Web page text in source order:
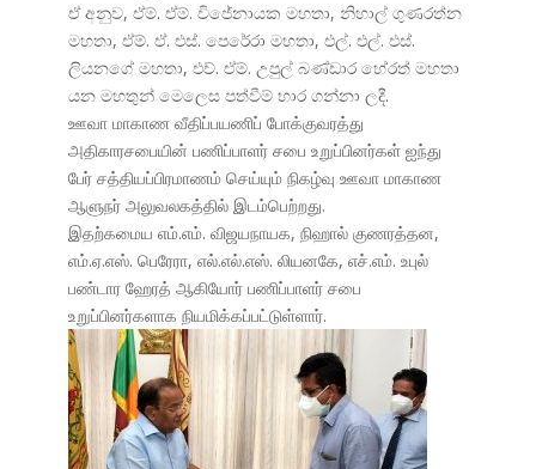
ඒ අනුව, ඒම්. ඒම්. විජේනායක මහතා, නිහාල් ගුණරත්න
මහතා, ඒම්. ඒ. එස්. පෙරේරා මහතා, එල්. එල්. එස්.
ලියනගේ මහතා, එච්. ඒම්. උපුල් බණ්ඩාර හේරත් මහතා
යන මහතුන් මෙලෙස පත්වීම් භාර ගන්නා ලදී.
ஊவா மாகாண வீதிப்பயணிப் போக்குவரத்து
அதிகாரசபையின் பணிப்பாளர் சபை உறுப்பினர்கள் ஐந்து
பேர் சத்தியப்பிரமாணம் செய்யும் நிகழ்வு ஊவா மாகாண
ஆளுநர் அலுவலகத்தில் இடம்பெற்றது.
இதற்கமைய எம்.எம். விஜயநாயக, நிஹால் குணரத்தன,
எம்.ஏ.எஸ். பெரேரா, எல்.எல்.எஸ். லியனகே, எச்.எம். உபுல்
பண்டார ஹேரத் ஆகியோர் பணிப்பாளர் சபை
உறுப்பினர்களாக நியமிக்கப்பட்டுள்ளார்.